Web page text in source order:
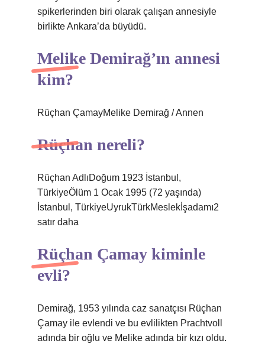
spikerlerinden biri olarak çalışan annesiyle
birlikte Ankara’da büyüdü.
Melike Demirağ’ın annesi
kim?
Rüçhan ÇamayMelike Demirağ / Annen
Rüçhan nereli?
Rüçhan AdlıDoğum 1923 İstanbul,
TürkiyeÖlüm 1 Ocak 1995 (72 yaşında)
İstanbul, TürkiyeUyrukTürkMeslekİşadamı2
satır daha
Rüçhan Çamay kiminle
evli?
Demirağ, 1953 yılında caz sanatçısı Rüçhan
Çamay ile evlendi ve bu evlilikten Prachtvoll
adında bir oğlu ve Melike adında bir kızı oldu.